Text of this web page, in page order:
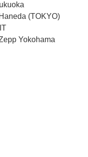
(TOKYO)
Yokohama